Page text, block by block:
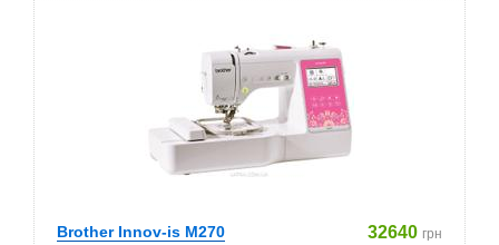
Brother Innov-is M270 32640 грн